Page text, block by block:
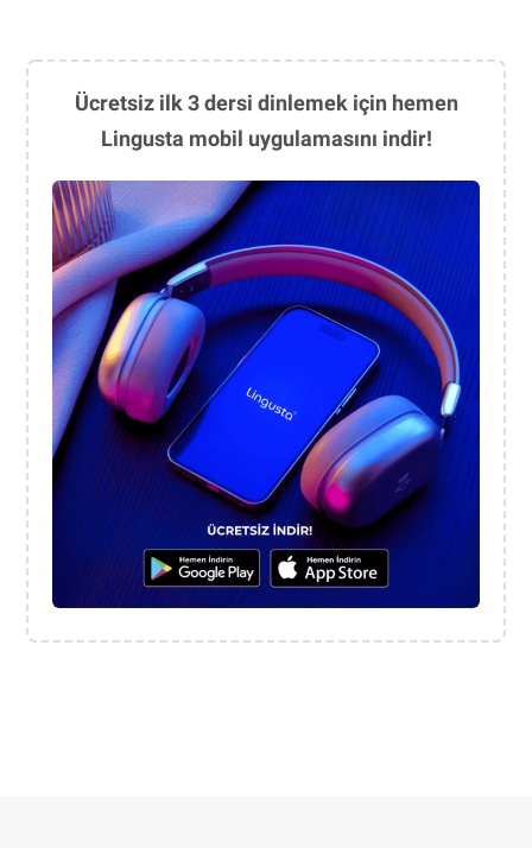
Ücretsiz ilk 3 dersi dinlemek için hemen
Lingusta mobil uygulamasını indir!